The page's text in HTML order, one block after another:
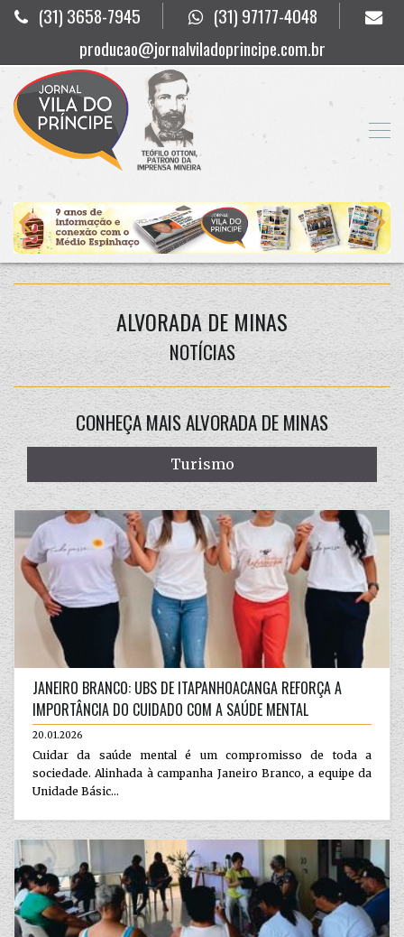
(31) 3658-7945
(31) 97177-4048
producao@jornalviladoprincipe.com.br
ALVORADA DE MINAS
NOTÍCIAS
CONHEÇA MAIS ALVORADA DE MINAS
Turismo
JANEIRO BRANCO: UBS DE ITAPANHOACANGA REFORÇA A
IMPORTÂNCIA DO CUIDADO COM A SAÚDE MENTAL
20.01.2026
Cuidar da saúde mental é um compromisso de toda a
sociedade. Alinhada à campanha Janeiro Branco, a equipe da
Unidade Básic...